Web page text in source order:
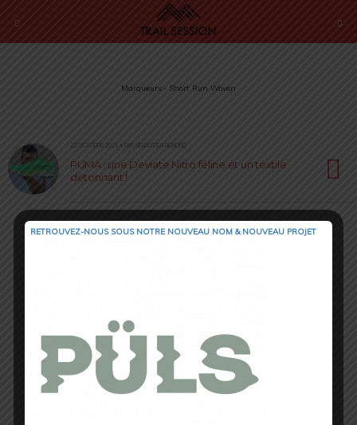
Marqueurs › Short Run Woven
22 OCTOBRE 2021 • PAR SÉBASTIEN RÉMOND
PUMA : une Deviate Nitro féline et un textile
détonnant !
RETROUVEZ-NOUS SOUS NOTRE NOUVEAU NOM & NOUVEAU PROJET